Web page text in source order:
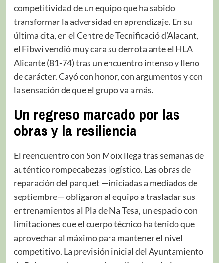
competitividad de un equipo que ha sabido
transformar la adversidad en aprendizaje. En su
última cita, en el Centre de Tecnificació d’Alacant,
el Fibwi vendió muy cara su derrota ante el HLA
Alicante (81-74) tras un encuentro intenso y lleno
de carácter. Cayó con honor, con argumentos y con
la sensación de que el grupo va a más.
Un regreso marcado por las
obras y la resiliencia
El reencuentro con Son Moix llega tras semanas de
auténtico rompecabezas logístico. Las obras de
reparación del parquet —iniciadas a mediados de
septiembre— obligaron al equipo a trasladar sus
entrenamientos al Pla de Na Tesa, un espacio con
limitaciones que el cuerpo técnico ha tenido que
aprovechar al máximo para mantener el nivel
competitivo. La previsión inicial del Ayuntamiento